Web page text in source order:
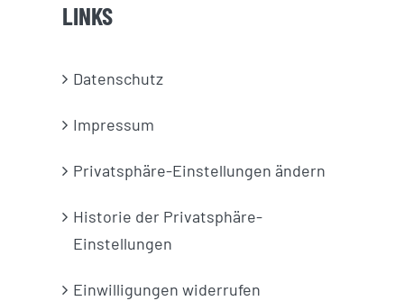
LINKS
Datenschutz
Impressum
Privatsphäre-Einstellungen ändern
Historie der Privatsphäre-
Einstellungen
Einwilligungen widerrufen